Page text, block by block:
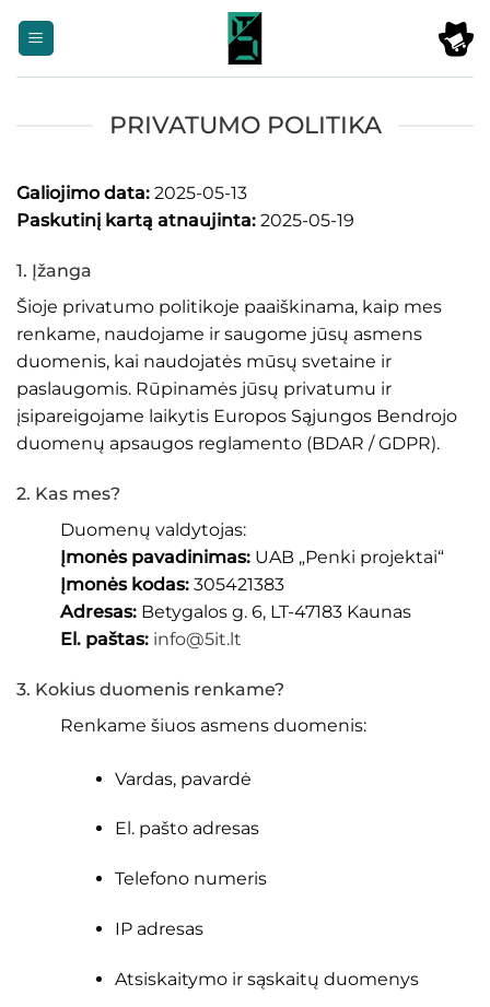
PRIVATUMO POLITIKA
Galiojimo data: 2025-05-13
Paskutinį kartą atnaujinta: 2025-05-19
1. Įžanga
Šioje privatumo politikoje paaiškinama, kaip mes
renkame, naudojame ir saugome jūsų asmens
duomenis, kai naudojatės mūsų svetaine ir
paslaugomis. Rūpinamės jūsų privatumu ir
įsipareigojame laikytis Europos Sąjungos Bendrojo
duomenų apsaugos reglamento (BDAR / GDPR).
2. Kas mes?
Duomenų valdytojas:
Įmonės pavadinimas: UAB „Penki projektai“
Įmonės kodas: 305421383
Adresas: Betygalos g. 6, LT-47183 Kaunas
El. paštas: info@5it.lt
3. Kokius duomenis renkame?
Renkame šiuos asmens duomenis:
Vardas, pavardė
El. pašto adresas
Telefono numeris
IP adresas
Atsiskaitymo ir sąskaitų duomenys